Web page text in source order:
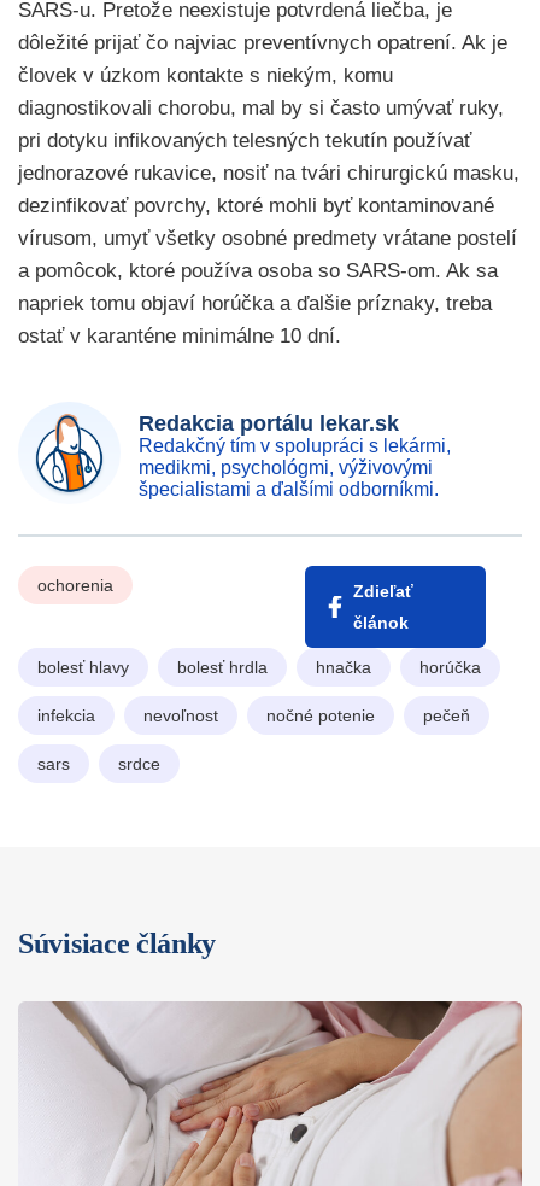
SARS-u. Pretože neexistuje potvrdená liečba, je
dôležité prijať čo najviac preventívnych opatrení. Ak je
človek v úzkom kontakte s niekým, komu
diagnostikovali chorobu, mal by si často umývať ruky,
pri dotyku infikovaných telesných tekutín používať
jednorazové rukavice, nosiť na tvári chirurgickú masku,
dezinfikovať povrchy, ktoré mohli byť kontaminované
vírusom, umyť všetky osobné predmety vrátane postelí
a pomôcok, ktoré používa osoba so SARS-om. Ak sa
napriek tomu objaví horúčka a ďalšie príznaky, treba
ostať v karanténe minimálne 10 dní.
Redakcia portálu lekar.sk
Redakčný tím v spolupráci s lekármi,
medikmi, psychológmi, výživovými
špecialistami a ďalšími odborníkmi.
ochorenia
Zdieľať
článok
bolesť hlavy bolesť hrdla hnačka horúčka
infekcia nevoľnost nočné potenie pečeň
sars srdce
Súvisiace články